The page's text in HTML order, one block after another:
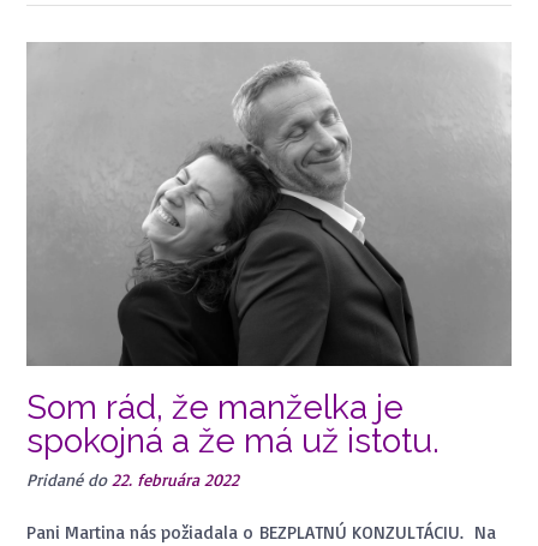
Som rád, že manželka je
spokojná a že má už istotu.
Pridané do22. februára 2022
Pani Martina nás požiadala o BEZPLATNÚ KONZULTÁCIU. Na